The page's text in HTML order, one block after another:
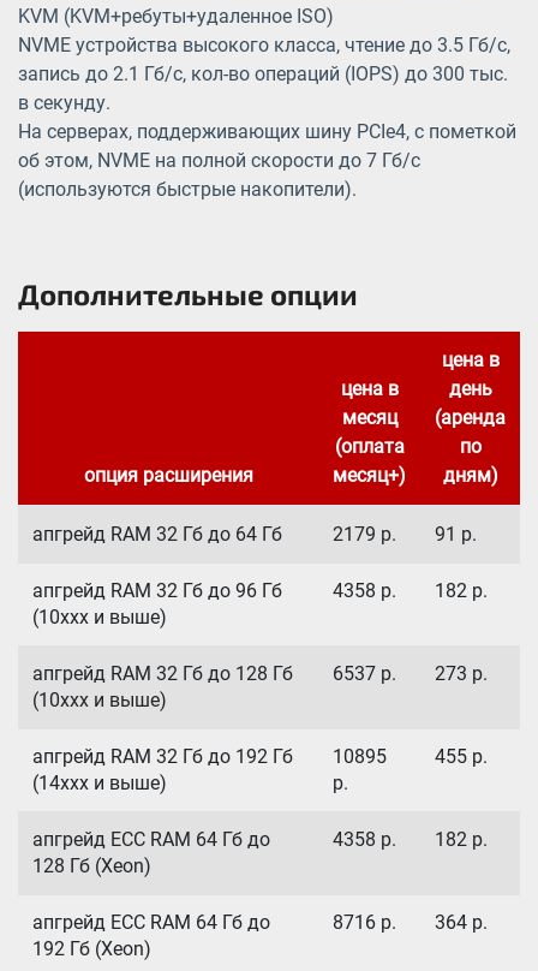
KVM (KVM+ребуты+удаленное ISO)
NVME устройства высокого класса, чтение до 3.5 Гб/с,
запись до 2.1 Гб/с, кол-во операций (IOPS) до 300 тыс.
в секунду.
На серверах, поддерживающих шину PCIe4, с пометкой
об этом, NVME на полной скорости до 7 Гб/с
(используются быстрые накопители).
Дополнительные опции
опция расширения
цена в
месяц
(оплата
месяц+)
цена в
день
(аренда
по
дням)
апгрейд RAM 32 Гб до 64 Гб 2179 р. 91 р.
апгрейд RAM 32 Гб до 96 Гб
(10xxx и выше)
4358 р. 182 р.
апгрейд RAM 32 Гб до 128 Гб
(10xxx и выше)
6537 р. 273 р.
апгрейд RAM 32 Гб до 192 Гб
(14xxx и выше)
10895
р.
455 р.
апгрейд ECC RAM 64 Гб до
128 Гб (Xeon)
4358 р. 182 р.
апгрейд ECC RAM 64 Гб до
192 Гб (Xeon)
8716 р. 364 р.